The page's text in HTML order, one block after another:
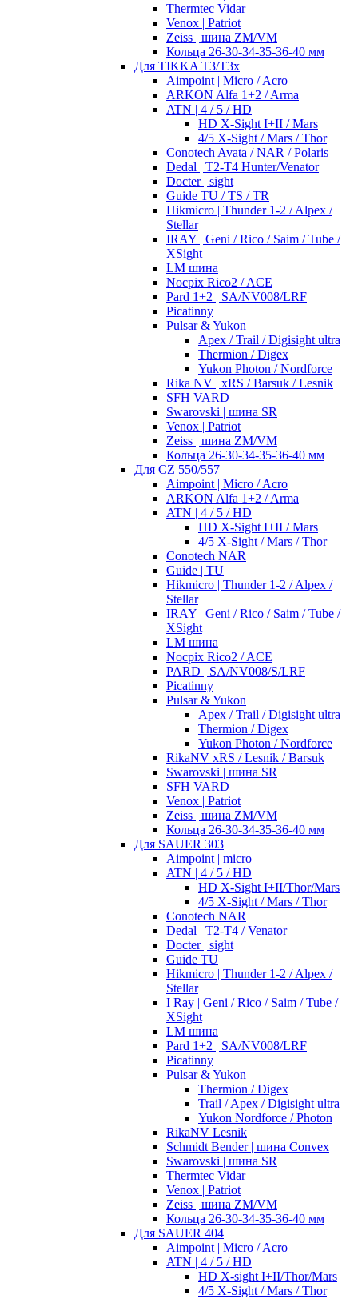
Thermtec Vidar
Venox | Patriot
Zeiss | шина ZM/VM
Кольца 26-30-34-35-36-40 мм
Для TIKKA T3/T3x
Aimpoint | Micro / Acro
ARKON Alfa 1+2 / Arma
ATN | 4 / 5 / HD
HD X-Sight I+II / Mars
4/5 X-Sight / Mars / Thor
Conotech Avata / NAR / Polaris
Dedal | T2-T4 Hunter/Venator
Docter | sight
Guide TU / TS / TR
Hikmicro | Thunder 1-2 / Alpex /
Stellar
IRAY | Geni / Rico / Saim / Tube /
XSight
LM шина
Nocpix Rico2 / ACE
Pard 1+2 | SA/NV008/LRF
Picatinny
Pulsar & Yukon
Apex / Trail / Digisight ultra
Thermion / Digex
Yukon Photon / Nordforce
Rika NV | xRS / Barsuk / Lesnik
SFH VARD
Swarovski | шина SR
Venox | Patriot
Zeiss | шина ZM/VM
Кольца 26-30-34-35-36-40 мм
Для CZ 550/557
Aimpoint | Micro / Acro
ARKON Alfa 1+2 / Arma
ATN | 4 / 5 / HD
HD X-Sight I+II / Mars
4/5 X-Sight / Mars / Thor
Conotech NAR
Guide | TU
Hikmicro | Thunder 1-2 / Alpex /
Stellar
IRAY | Geni / Rico / Saim / Tube /
XSight
LM шина
Nocpix Rico2 / ACE
PARD | SA/NV008/S/LRF
Picatinny
Pulsar & Yukon
Apex / Trail / Digisight ultra
Thermion / Digex
Yukon Photon / Nordforce
RikaNV xRS / Lesnik / Barsuk
Swarovski | шина SR
SFH VARD
Venox | Patriot
Zeiss | шина ZM/VM
Кольца 26-30-34-35-36-40 мм
Для SAUER 303
Aimpoint | micro
ATN | 4 / 5 / HD
HD X-Sight I+II/Thor/Mars
4/5 X-Sight / Mars / Thor
Conotech NAR
Dedal | T2-T4 / Venator
Docter | sight
Guide TU
Hikmicro | Thunder 1-2 / Alpex /
Stellar
I Ray | Geni / Rico / Saim / Tube /
XSight
LM шина
Pard 1+2 | SA/NV008/LRF
Picatinny
Pulsar & Yukon
Thermion / Digex
Trail / Apex / Digisight ultra
Yukon Nordforce / Photon
RikaNV Lesnik
Schmidt Bender | шина Convex
Swarovski | шина SR
Thermtec Vidar
Venox | Patriot
Zeiss | шина ZM/VM
Кольца 26-30-34-35-36-40 мм
Для SAUER 404
Aimpoint | Micro / Acro
ATN | 4 / 5 / HD
HD X-sight I+II/Thor/Mars
4/5 X-Sight / Mars / Thor